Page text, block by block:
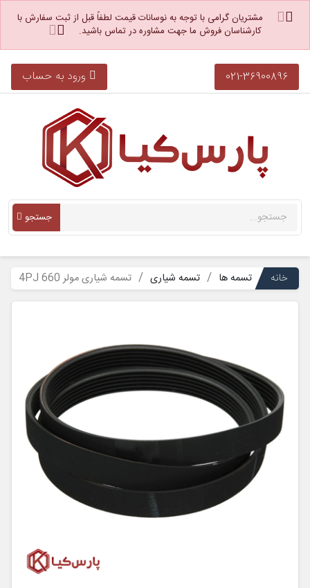
مشتریان گرامی با توجه به نوسانات قیمت لطفاً قبل از ثبت سفارش با
کارشناسان فروش ما جهت مشاوره در تماس باشید.
021-36900896 ورود به حساب
جستجو
خانه تسمه ها تسمه شیاری تسمه شیاری مولر 4PJ 660